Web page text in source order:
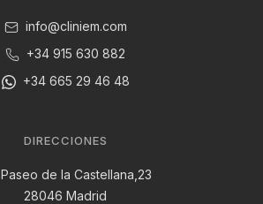
info@cliniem.com
+34 915 630 882
+34 665 29 46 48
DIRECCIONES
Paseo de la Castellana,23
28046 Madrid